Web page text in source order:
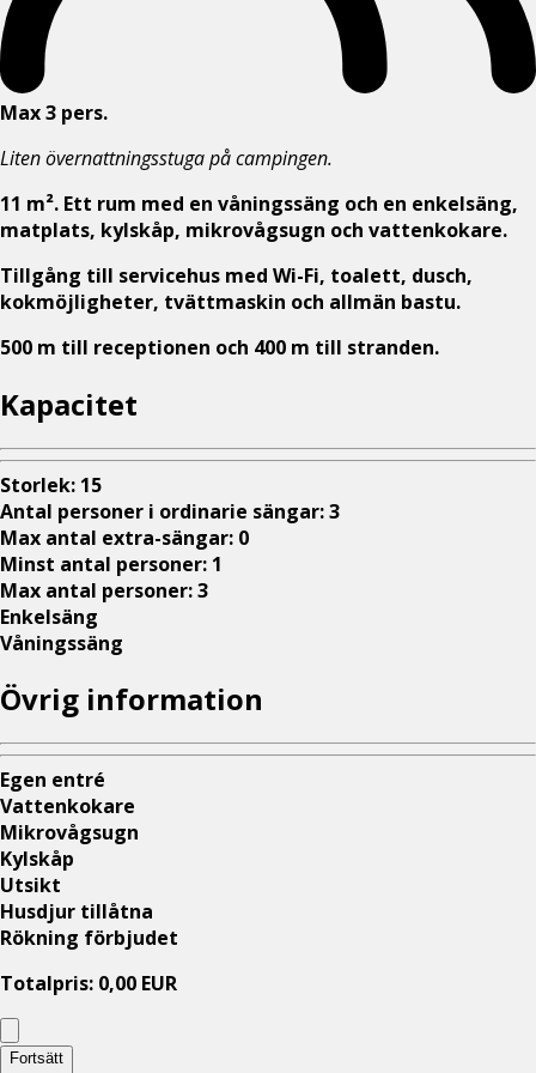
Max 3 pers.
Liten övernattningsstuga på campingen.
11 m². Ett rum med en våningssäng och en enkelsäng,
matplats, kylskåp, mikrovågsugn och vattenkokare.
Tillgång till servicehus med Wi-Fi, toalett, dusch,
kokmöjligheter, tvättmaskin och allmän bastu.
500 m till receptionen och 400 m till stranden.
Kapacitet
Storlek: 15
Antal personer i ordinarie sängar:3
Max antal extra-sängar: 0
Minst antal personer: 1
Max antal personer:3
Enkelsäng
Våningssäng
Övrig information
Egen entré
Vattenkokare
Mikrovågsugn
Kylskåp
Utsikt
Husdjur tillåtna
Rökning förbjudet
Totalpris: 0,00 EUR
Fortsätt